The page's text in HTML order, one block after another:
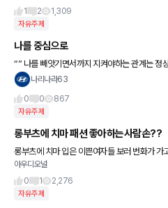
1
2 1,309
자유주제
나를 중심으로
“” 나를 빼앗기면서까지 지켜야하는 관계는 정상적인 관계가 아니다.. 온 힘을 다해 벗어
나야 하는 굴레에 불과하다.. 때론 관계가 아니라
나리나라63
0
0 867
자유주제
롱부츠에 치마 패션 좋아하는사람손??
롱부츠에 치마 입은 이쁜여자들 보러 번화가 가
ㅓㅓㅠㅜㅜ
아우디오널
0
1 2,276
자유주제